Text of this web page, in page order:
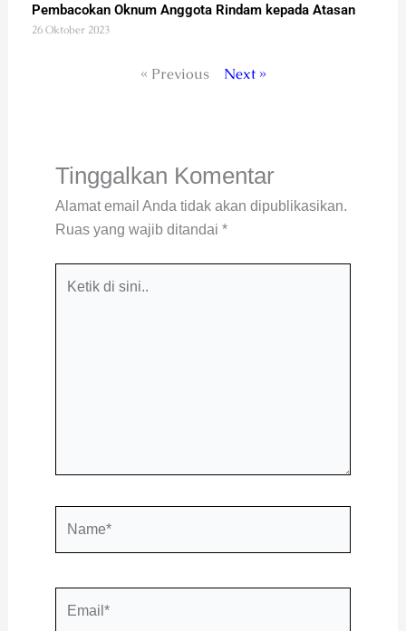
Pembacokan Oknum Anggota Rindam kepada Atasan
26 Oktober 2023
« Previous Next »
Tinggalkan Komentar
Alamat email Anda tidak akan dipublikasikan.
Ruas yang wajib ditandai *